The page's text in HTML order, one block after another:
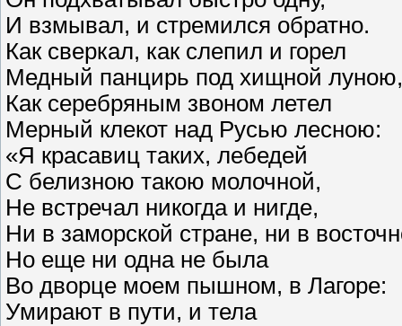
И взмывал, и стремился обратно.
Как сверкал, как слепил и горел
Медный панцирь под хищной луною,
Как серебряным звоном летел
Мерный клекот над Русью лесною:
«Я красавиц таких, лебедей
С белизною такою молочной,
Не встречал никогда и нигде,
Ни в заморской стране, ни в
Но еще ни одна не была
Во дворце моем пышном, в Лагоре:
Умирают в пути, и тела